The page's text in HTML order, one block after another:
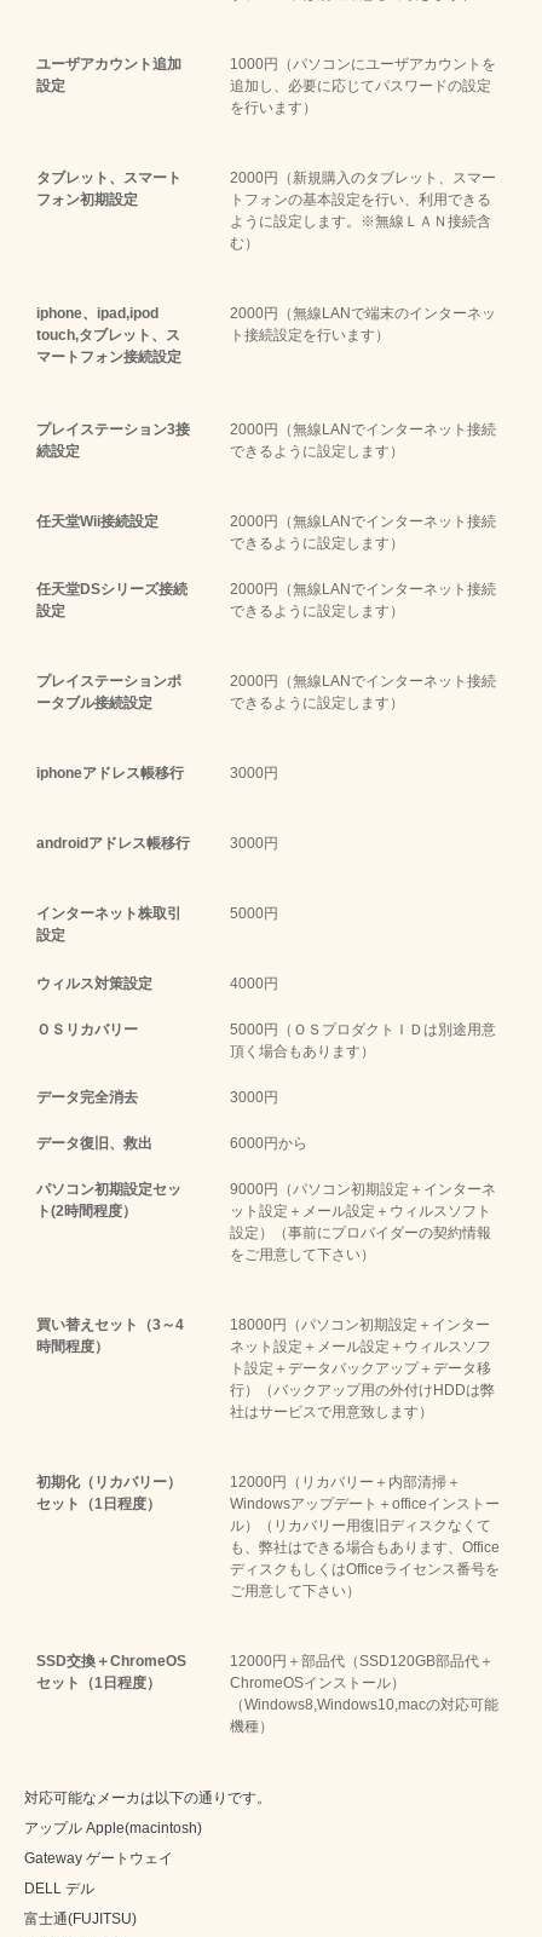
ユーザアカウント追加
設定
1000円（パソコンにユーザアカウントを
追加し、必要に応じてパスワードの設定
を行います）
タブレット、スマート
フォン初期設定
2000円（新規購入のタブレット、スマー
トフォンの基本設定を行い、利用できる
ように設定します。※無線ＬＡＮ接続含
む）
iphone、ipad,ipod
touch,タブレット、ス
マートフォン接続設定
2000円（無線LANで端末のインターネッ
ト接続設定を行います）
プレイステーション3接
続設定
2000円（無線LANでインターネット接続
できるように設定します）
任天堂Wii接続設定
2000円（無線LANでインターネット接続
できるように設定します）
任天堂DSシリーズ接続
設定
2000円（無線LANでインターネット接続
できるように設定します）
プレイステーションポ
ータブル接続設定
2000円（無線LANでインターネット接続
できるように設定します）
iphoneアドレス帳移行 3000円
androidアドレス帳移行 3000円
インターネット株取引
設定
5000円
ウィルス対策設定 4000円
ＯＳリカバリー
5000円（ＯＳプロダクトＩＤは別途用意
頂く場合もあります）
データ完全消去 3000円
データ復旧、救出 6000円から
パソコン初期設定セッ
ト(2時間程度）
9000円（パソコン初期設定＋インターネ
ット設定＋メール設定＋ウィルスソフト
設定）（事前にプロバイダーの契約情報
をご用意して下さい）
買い替えセット（3～4
時間程度）
18000円（パソコン初期設定＋インター
ネット設定＋メール設定＋ウィルスソフ
ト設定＋データバックアップ＋データ移
行）（バックアップ用の外付けHDDは弊
社はサービスで用意致します）
初期化（リカバリー）
セット（1日程度）
12000円（リカバリー＋内部清掃＋
Windowsアップデート＋officeインストー
ル）（リカバリー用復旧ディスクなくて
も、弊社はできる場合もあります、Office
ディスクもしくはOfficeライセンス番号を
ご用意して下さい）
SSD交換＋ChromeOS
セット（1日程度）
12000円＋部品代（SSD120GB部品代＋
ChromeOSインストール）
（Windows8,Windows10,macの対応可能
機種）
対応可能なメーカは以下の通りです。
アップル Apple(macintosh)
Gateway ゲートウェイ
DELL デル
富士通(FUJITSU)